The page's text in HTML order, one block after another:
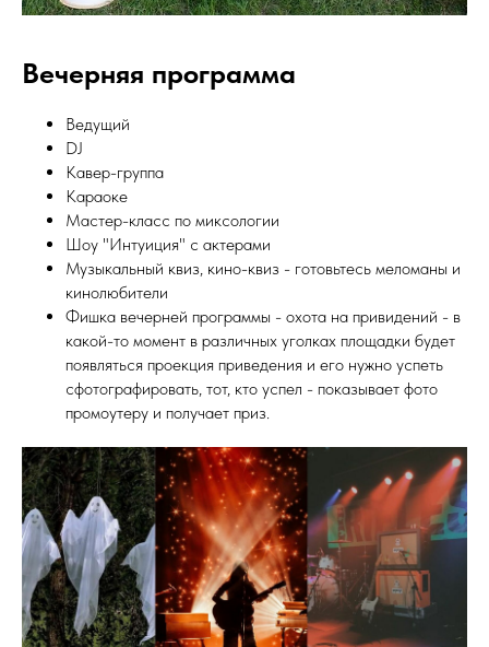
Вечерняя программа
Ведущий
DJ
Кавер-группа
Караоке
Мастер-класс по миксологии
Шоу "Интуиция" с актерами
Музыкальный квиз, кино-квиз - готовьтесь меломаны и
кинолюбители
Фишка вечерней программы - охота на привидений - в
какой-то момент в различных уголках площадки будет
появляться проекция приведения и его нужно успеть
сфотографировать, тот, кто успел - показывает фото
промоутеру и получает приз.